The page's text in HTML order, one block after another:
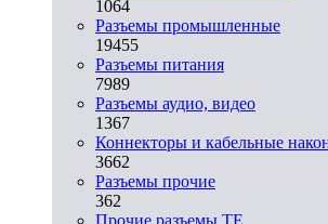
1064
Разъeмы промышленные
19455
Разъeмы питания
7989
Разъeмы аудио, видео
1367
Коннекторы и кабельные
3662
Разъeмы прочие
362
Прочие разъемы TE